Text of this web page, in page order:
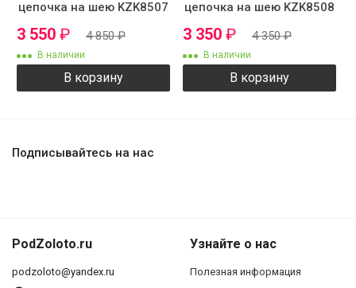
цепочка на шею KZK8507
3 550 ₽ 4 850₽
В наличии
В корзину
цепочка на шею KZK8508
3 350 ₽ 4 350₽
В наличии
В корзину
Подписывайтесь на нас
PodZoloto.ru
podzoloto@yandex.ru
Узнайте о нас
Полезная информация